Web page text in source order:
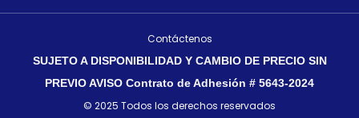
© 2025 Todos los derechos reservados
SUJETO A DISPONIBILIDAD Y CAMBIO DE PRECIO SIN
PREVIO AVISO Contrato de Adhesión # 5643-2024
Contáctenos